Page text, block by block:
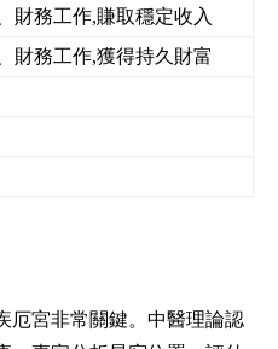
財務工作,賺取穩定收入
財務工作,獲得持久財富
厄宮非常關鍵。中醫理論認